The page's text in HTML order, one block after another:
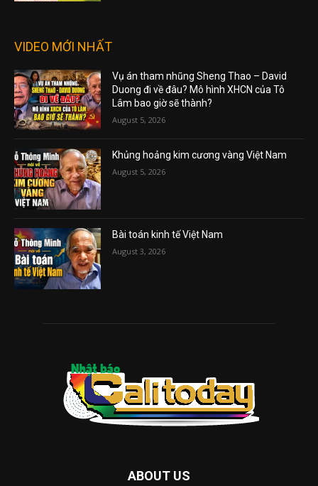
VIDEO MỚI NHẤT
Vụ án tham nhũng Sheng Thao – David
Duong đi về đâu? Mô hình XHCN của Tô
Lâm bao giờ sẽ thành?
August 5, 2026
Khủng hoảng kim cương vàng Việt Nam
August 5, 2026
Bài toán kinh tế Việt Nam
August 3, 2026
ABOUT US